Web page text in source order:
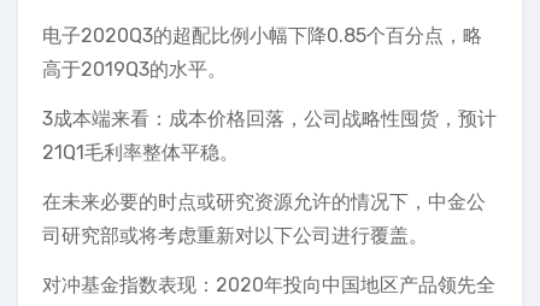
电子2020Q3的超配比例小幅下降0.85个百分点，略
高于2019Q3的水平。
3成本端来看：成本价格回落，公司战略性囤货，预计
21Q1毛利率整体平稳。
在未来必要的时点或研究资源允许的情况下，中金公
司研究部或将考虑重新对以下公司进行覆盖。
对冲基金指数表现：2020年投向中国地区产品领先全